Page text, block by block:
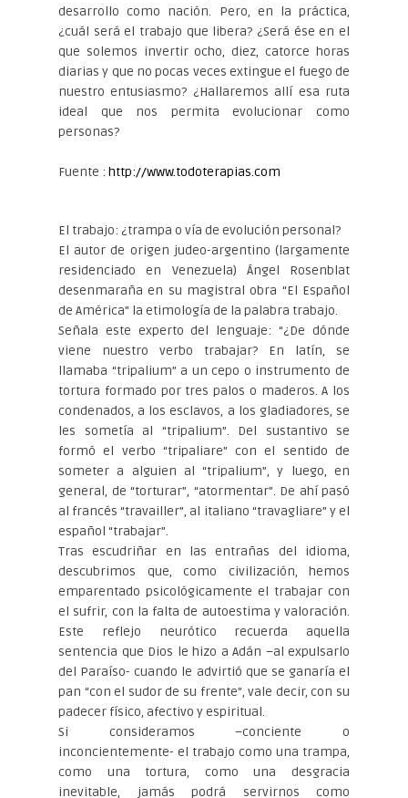
desarrollo como nación. Pero, en la práctica,
¿cuál será el trabajo que libera? ¿Será ése en el
que solemos invertir ocho, diez, catorce horas
diarias y que no pocas veces extingue el fuego de
nuestro entusiasmo? ¿Hallaremos allí esa ruta
ideal que nos permita evolucionar como
personas?
Fuente : http://www.todoterapias.com
El trabajo: ¿trampa o vía de evolución personal?
El autor de origen judeo-argentino (largamente
residenciado en Venezuela) Ángel Rosenblat
desenmaraña en su magistral obra “El Español
de América” la etimología de la palabra trabajo.
Señala este experto del lenguaje: “¿De dónde
viene nuestro verbo trabajar? En latín, se
llamaba “tripalium” a un cepo o instrumento de
tortura formado por tres palos o maderos. A los
condenados, a los esclavos, a los gladiadores, se
les sometía al “tripalium”. Del sustantivo se
formó el verbo “tripaliare” con el sentido de
someter a alguien al “tripalium”, y luego, en
general, de “torturar”, “atormentar”. De ahí pasó
al francés “travailler”, al italiano “travagliare” y el
español “trabajar”.
Tras escudriñar en las entrañas del idioma,
descubrimos que, como civilización, hemos
emparentado psicológicamente el trabajar con
el sufrir, con la falta de autoestima y valoración.
Este reflejo neurótico recuerda aquella
sentencia que Dios le hizo a Adán –al expulsarlo
del Paraíso- cuando le advirtió que se ganaría el
pan “con el sudor de su frente”, vale decir, con su
padecer físico, afectivo y espiritual.
Si consideramos –conciente o
inconcientemente- el trabajo como una trampa,
como una tortura, como una desgracia
inevitable, jamás podrá servirnos como